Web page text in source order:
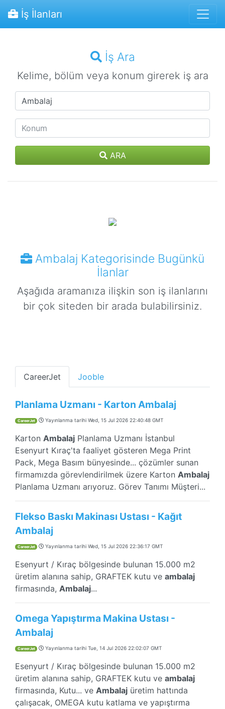
İş İlanları
İş Ara
Kelime, bölüm veya konum girerek iş ara
ARA
Ambalaj Kategorisinde Bugünkü
İlanlar
Aşağıda aramanıza ilişkin son iş ilanlarını
bir çok siteden bir arada bulabilirsiniz.
CareerJet Jooble
Planlama Uzmanı - Karton Ambalaj
CareerJet Yayınlanma tarihi Wed, 15 Jul 2026 22:40:48 GMT
Karton Ambalaj Planlama Uzmanı İstanbul
Esenyurt Kıraç'ta faaliyet gösteren Mega Print
Pack, Mega Basım bünyesinde... çözümler sunan
firmamızda görevlendirilmek üzere Karton Ambalaj
Planlama Uzmanı arıyoruz. Görev Tanımı Müşteri...
Flekso Baskı Makinası Ustası - Kağıt
Ambalaj
CareerJet Yayınlanma tarihi Wed, 15 Jul 2026 22:36:17 GMT
Esenyurt / Kıraç bölgesinde bulunan 15.000 m2
üretim alanına sahip, GRAFTEK kutu ve ambalaj
firmasında, Ambalaj...
Omega Yapıştırma Makina Ustası -
Ambalaj
CareerJet Yayınlanma tarihi Tue, 14 Jul 2026 22:02:07 GMT
Esenyurt / Kıraç bölgesinde bulunan 15.000 m2
üretim alanına sahip, GRAFTEK kutu ve ambalaj
firmasında, Kutu... ve Ambalaj üretim hattında
çalışacak, OMEGA kutu katlama ve yapıştırma